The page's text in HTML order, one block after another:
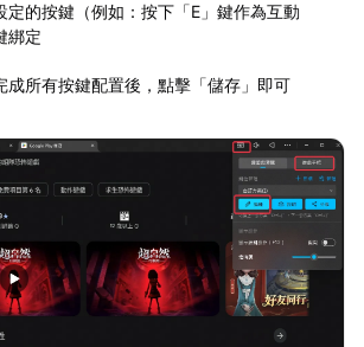
定的按鍵（例如：按下「E」鍵作為互動
綁定
成所有按鍵配置後，點擊「儲存」即可